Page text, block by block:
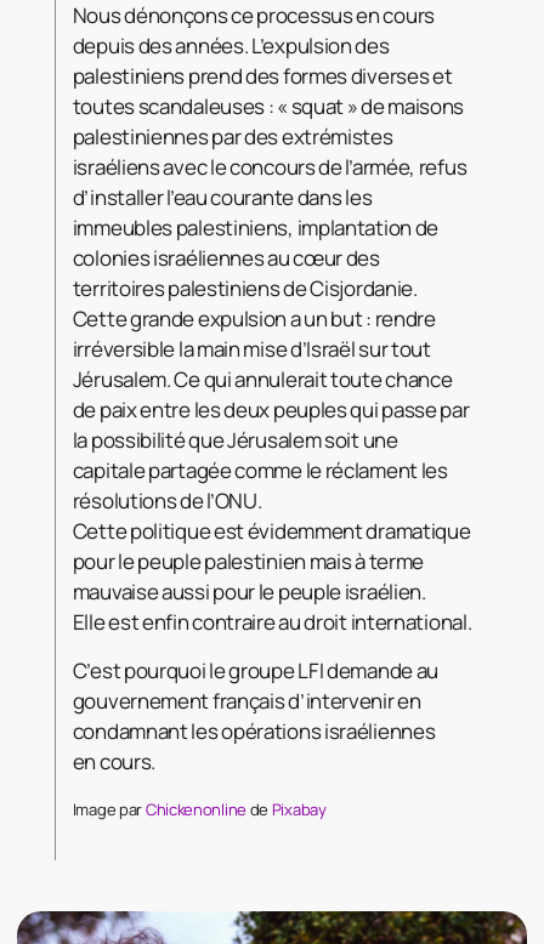
Nous dénonçons ce processus en cours
depuis des années. L’expulsion des
palestiniens prend des formes diverses et
toutes scandaleuses : « squat » de maisons
palestiniennes par des extrémistes
israéliens avec le concours de l’armée, refus
d’installer l’eau courante dans les
immeubles palestiniens, implantation de
colonies israéliennes au cœur des
territoires palestiniens de Cisjordanie.
Cette grande expulsion a un but : rendre
irréversible la main mise d’Israël sur tout
Jérusalem. Ce qui annulerait toute chance
de paix entre les deux peuples qui passe par
la possibilité que Jérusalem soit une
capitale partagée comme le réclament les
résolutions de l’ONU.
Cette politique est évidemment dramatique
pour le peuple palestinien mais à terme
mauvaise aussi pour le peuple israélien.
Elle est enfin contraire au droit international.
C’est pourquoi le groupe LFI demande au
gouvernement français d’intervenir en
condamnant les opérations israéliennes
en cours.
Image parChickenonline de Pixabay